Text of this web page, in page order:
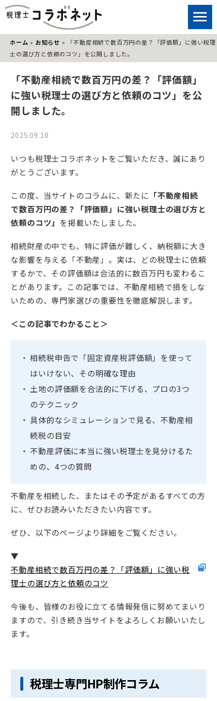
ホーム » お知らせ »
「不動産相続で数百万円の差？「評価額」に強い税理
士の選び方と依頼のコツ」を公開しました。
「不動産相続で数百万円の差？「評価額」
に強い税理士の選び方と依頼のコツ」を公
開しました。
2025.09.10
いつも税理士コラボネットをご覧いただき、誠にあり
がとうございます。
この度、当サイトのコラムに、新たに 「不動産相続
で数百万円の差？「評価額」に強い税理士の選び方と
依頼のコツ」 を掲載いたしました。
相続財産の中でも、特に評価が難しく、納税額に大き
な影響を与える「不動産」。実は、どの税理士に依頼
するかで、その評価額は合法的に数百万円も変わるこ
とがあります。この記事では、不動産相続で損をしな
いための、専門家選びの重要性を徹底解説します。
＜この記事でわかること＞
相続税申告で「固定資産税評価額」を使って
はいけない、その明確な理由
土地の評価額を合法的に下げる、プロの3つ
のテクニック
具体的なシミュレーションで見る、不動産相
続税の目安
不動産評価に本当に強い税理士を見分けるた
めの、4つの質問
不動産を相続した、またはその予定があるすべての方
に、ぜひお読みいただきたい内容です。
ぜひ、以下のページより詳細をご覧ください。
▼
不動産相続で数百万円の差？「評価額」に強い税
理士の選び方と依頼のコツ
今後も、皆様のお役に立てる情報発信に努めてまいり
ますので、引き続き当サイトをよろしくお願いいたし
ます。
税理士専門HP制作コラム